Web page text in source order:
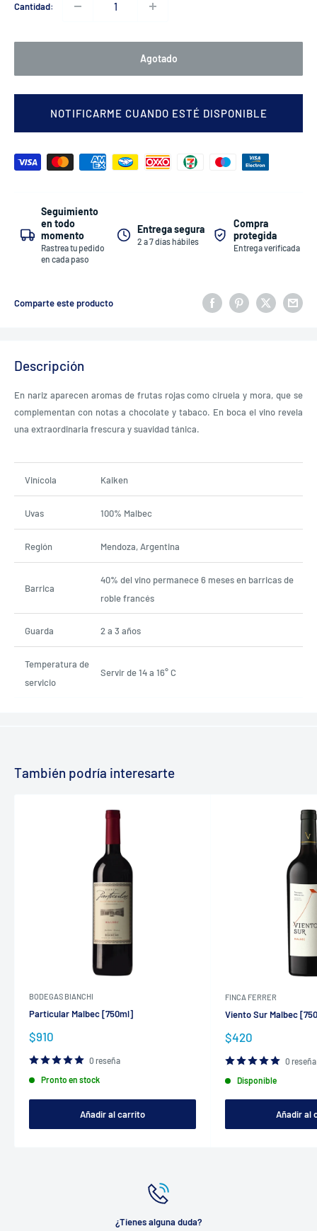
Cantidad:
Agotado
NOTIFICARME CUANDO ESTÉ DISPONIBLE
Seguimiento
en todo
momento
Rastrea tu pedido
en cada paso
Entrega segura
2 a 7 días hábiles
Compra
protegida
Entrega verificada
Comparte este producto
Descripción
En nariz aparecen aromas de frutas rojas como ciruela y mora, que se
complementan con notas a chocolate y tabaco. En boca el vino revela
una extraordinaria frescura y suavidad tánica.
Vinícola Kaiken
Uvas 100% Malbec
Región Mendoza, Argentina
Barrica
40% del vino permanece 6 meses en barricas de
roble francés
Guarda 2 a 3 años
Temperatura de
servicio
Servir de 14 a 16° C
También podría interesarte
BODEGAS BIANCHI
Particular Malbec [750ml]
Precio
venta
$910
0 reseña
Pronto en stock
Añadir al carrito
FINCA FERRER
Viento Sur Malbec
Precio
venta
$420
0 reseña
Disponible
Añadir al
¿Tienes alguna duda?